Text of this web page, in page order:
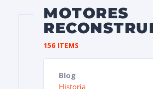
MOTORES
156 ITEMS
Blog
Historia